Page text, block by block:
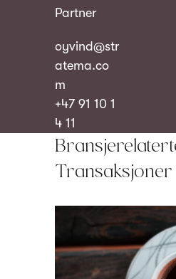
Partner
oyvind@str
atema.co
m
+47 91 10 1
4 11
Transaksjoner